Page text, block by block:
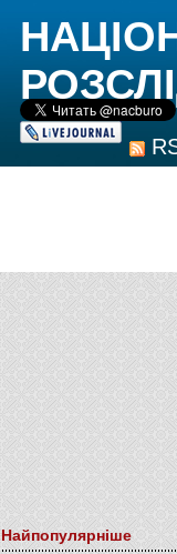
Найпопулярніше